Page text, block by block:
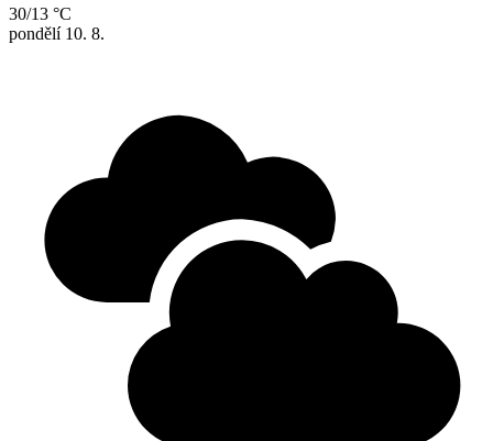
30/13 °C
pondělí 10. 8.